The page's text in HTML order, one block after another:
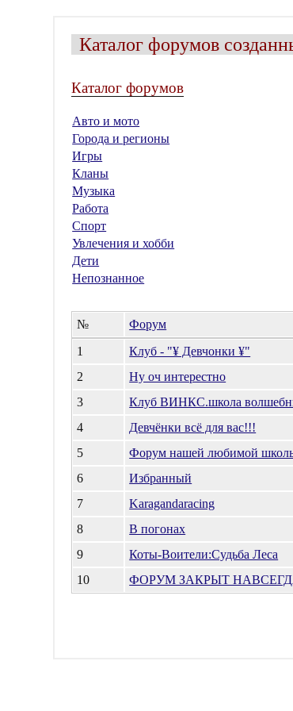
Каталог форумов
Каталог форумов
Авто и мото
Города и регионы
Игры
Кланы
Музыка
Работа
Спорт
Увлечения и хобби
Дети
Непознанное
№ Форум
1
Клуб - "¥ Девчонки ¥"
2
Ну оч интерестно
3
Клуб ВИНКС.школа
4
Девчёнки всё для вас!!!
5
Форум нашей любимой
6
Избранный
7
Karagandaracing
8
В погонах
9
Коты-Воители:Судьба Леса
10
ФОРУМ ЗАКРЫТ